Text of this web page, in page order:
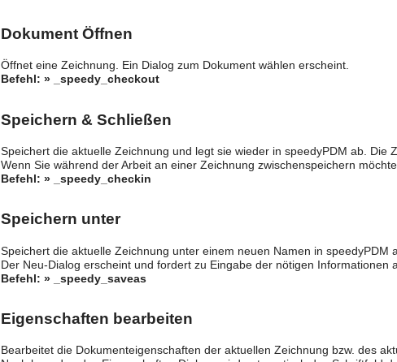
Dokument Öffnen
Öffnet eine Zeichnung. Ein Dialog zum Dokument wählen erscheint.
Befehl: » _speedy_checkout
Speichern & Schließen
Speichert die aktuelle Zeichnung und legt sie wieder in speedyPDM ab. Die
Wenn Sie während der Arbeit an einer Zeichnung zwischenspeichern
Befehl: » _speedy_checkin
Speichern unter
Speichert die aktuelle Zeichnung unter einem neuen Namen in speedyPDM
Der Neu-Dialog erscheint und fordert zu Eingabe der nötigen Informationen
Befehl: » _speedy_saveas
Eigenschaften bearbeiten
Bearbeitet die Dokumenteigenschaften der aktuellen Zeichnung bzw. des